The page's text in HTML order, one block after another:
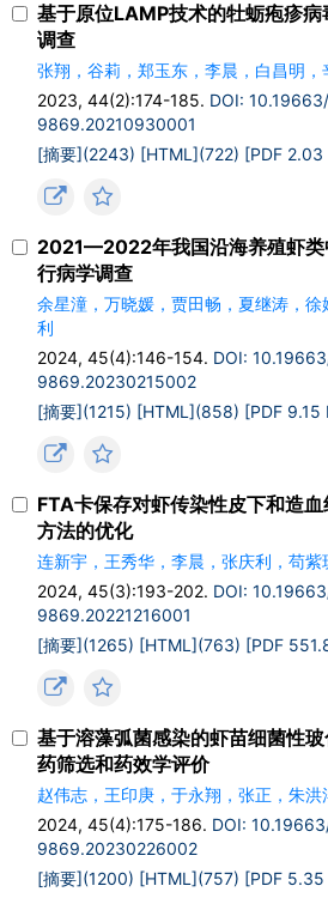
基于原位LAMP技术的牡蛎疱疹
调查
张翔，谷莉，郑玉东，李晨，白昌明
2023, 44(2):174-185. DOI:
9869.20210930001
[摘要](2243) [HTML](722) [PDF
2021—2022年我国沿海养殖虾类
行病学调查
余星潼，万晓媛，贾田畅，夏继涛，
利
2024, 45(4):146-154. DOI:
9869.20230215002
[摘要](1215) [HTML](858) [PDF
FTA卡保存对虾传染性皮下和造
方法的优化
连新宇，王秀华，李晨，张庆利，苟紫
2024, 45(3):193-202. DOI:
9869.20221216001
[摘要](1265) [HTML](763) [PDF
基于溶藻弧菌感染的虾苗细菌性
药筛选和药效学评价
赵伟志，王印庚，于永翔，张正，朱
2024, 45(4):175-186. DOI:
9869.20230226002
[摘要](1200) [HTML](757) [PDF